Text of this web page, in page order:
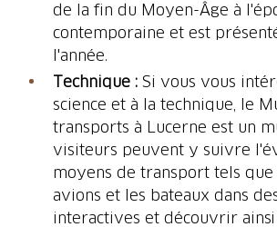
de la fin du Moyen-Âge à
contemporaine et est
l'année.
Technique : Si vous vous
science et à la technique, le
transports à Lucerne est un
visiteurs peuvent y suivre
moyens de transport tels que
avions et les bateaux dans
interactives et découvrir